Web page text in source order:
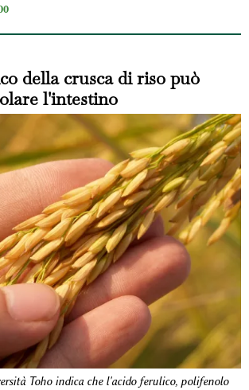
della crusca di riso può
l'intestino
Toho indica che l'acido ferulico, polifenolo